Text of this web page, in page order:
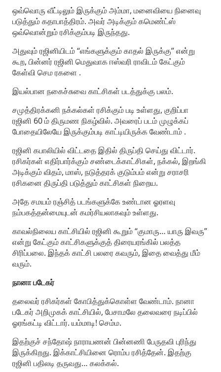
ஒவ்வொரு வீட்டிலும் இருக்கும் அம்மா, மனைவியை நினைவு
படுத்தும் கதாபாத்திரம். அவர் அடிக்கும் கமெண்ட்ஸ்
ஒவ்வொன்றும் ரசிக்கும்படி இருந்தது.
அதுவும் ரஜினியிடம் “எங்களுக்கும் காதல் இருக்கு” என்று
கூற, பின்னர் ரஜினி மெதுவாக ஈஸ்வரி ராவிடம் கேட்கும்
கேள்வி செம ரகளை .
இயல்பான நகைச்சுவை காட்சிகள் படத்துக்கு பலம்.
சமுத்திரக்கனி நக்கல்கள் ரசிக்கும் படி உள்ளது, குறிப்பா
ரஜினி 60 ம் திருமண நிகழ்வில். அவரைப் படம் முழுக்கப்
போதையிலேயே இருக்கும்படி காட்டியிருக்க வேண்டாம் .
ரஜினி கபாலியில் விட்டதை இதில் திருப்தி செய்து விட்டார்.
ரசிகர்கள் எதிர்பார்க்கும் சண்டைக்காட்சிகள், நக்கல், இறங்கி
அடிக்கும் விதம், மாஸ், நடுத்தரக் குடும்பம் என்று சராசரி
ரசிகனை திருப்தி படுத்தும் காட்சிகள் நிறைய.
அதே சமயம் ரஞ்சித் படங்களுக்கே உண்டான ஓரளவு
நம்பகத்தன்மையுடன் கமர்சியலாகவும் உள்ளது.
காவல்நிலைய காட்சியில் ரஜினி கூறும் “குமாரு… யாரு இவரு”
என்று கேட்கும் காட்சிகளுக்குத் திரையரங்கில் பலத்த
சிரிப்பலை. இந்தக் காட்சி பலரை கவரும், இதை வைத்து மீம்
வரும்.
நானா படேகர்
தலைவர் ரசிகர்கள் கோபித்துக்கொள்ள வேண்டாம். நானா
படேகர் அறிமுகக் காட்சியில், பேசாமலே தலைவரை நடிப்பில்
ஓரங்கட்டி விட்டார். யம்மாடி! செம்ம.
இதற்குச் சந்தோஷ் நாராயணன் பின்னணி பேருதவி புரிந்து
இருக்கிறது. இக்காட்சியினை ரொம்ப ரசித்தேன். இதற்கு
ரஜினி பதிலடி தருவது… கலக்கல்.